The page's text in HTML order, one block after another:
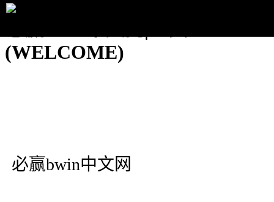
(WELCOME)
必赢bwin中文网